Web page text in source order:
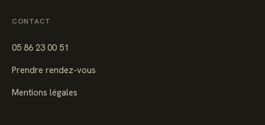
CONTACT
05 86 23 00 51
Prendre rendez-vous
Mentions légales